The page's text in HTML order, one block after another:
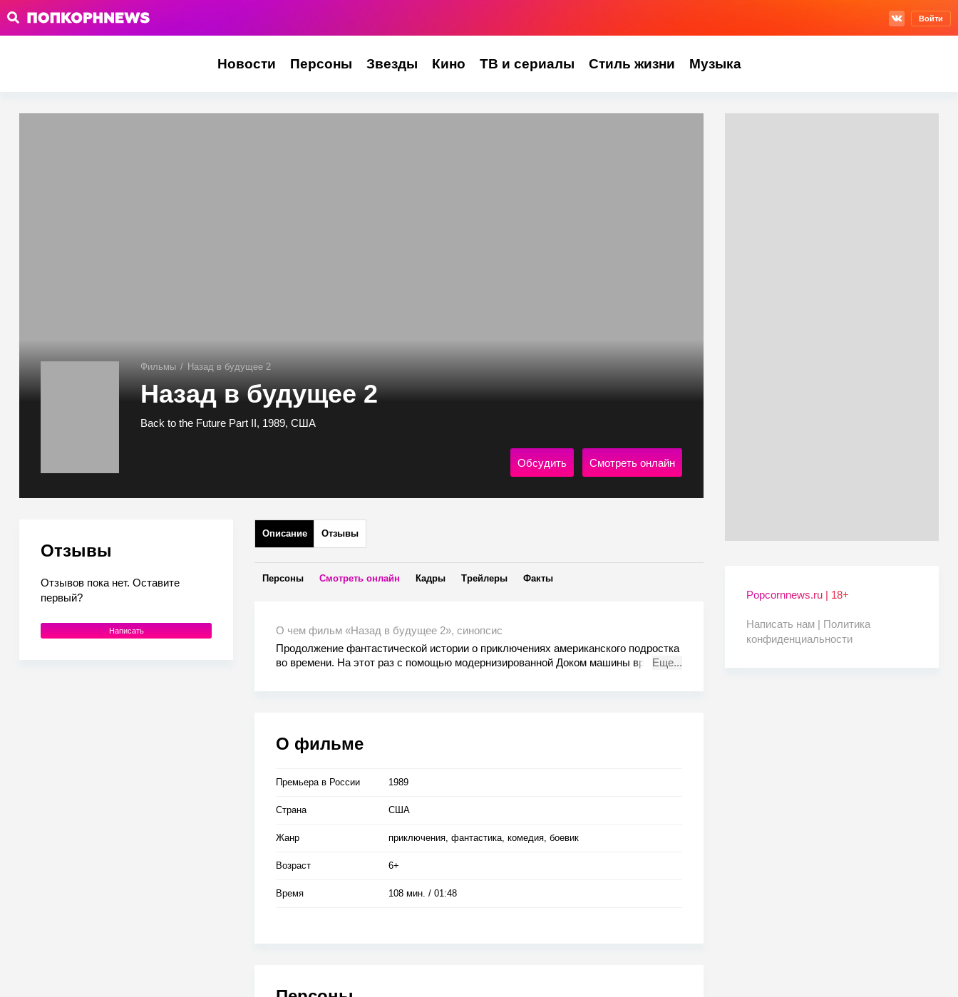
Войти
Новости Персоны Звезды Кино ТВ и сериалы Стиль жизни Музыка
Фильмы / Назад в будущее 2
Назад в будущее 2
Back to the Future Part II, 1989, США
Обсудить Смотреть онлайн
Отзывы
Отзывов пока нет. Оставите
первый?
Написать
Описание Отзывы
Персоны Смотреть онлайн Кадры Трейлеры Факты
О чем фильм «Назад в будущее 2», синопсис
Продолжение фантастической истории о приключениях американского подростка
во времени. На этот раз с помощью модернизированной Доком машины времени
Еще...
О фильме
Премьера в Росcии 1989
Страна США
Жанр приключения, фантастика, комедия, боевик
Возраст 6+
Время 108 мин. / 01:48
Popcornnews.ru | 18+
Написать нам | Политика
конфиденциальности